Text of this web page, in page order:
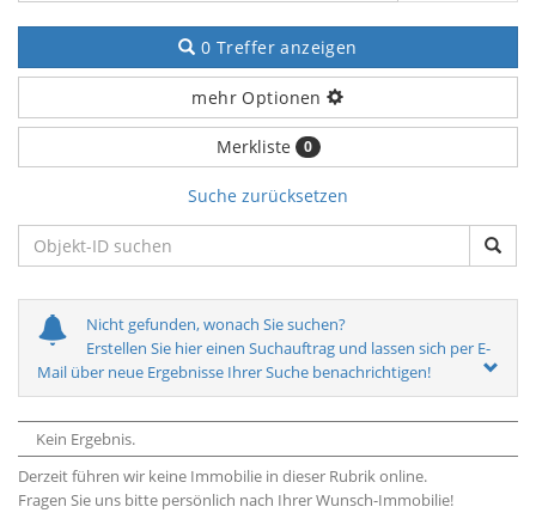
0 Treffer anzeigen
mehr Optionen
Merkliste 0
Suche zurücksetzen
Nicht gefunden, wonach Sie suchen?
Erstellen Sie hier einen Suchauftrag und lassen sich per E-
Mail über neue Ergebnisse Ihrer Suche benachrichtigen!
Kein Ergebnis.
Derzeit führen wir keine Immobilie in dieser Rubrik online.
Fragen Sie uns bitte persönlich nach Ihrer Wunsch-Immobilie!